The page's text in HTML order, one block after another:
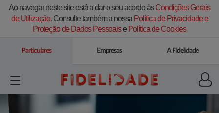
Ao navegar neste site está a dar o seu acordo àsCondições Gerais
de Utilização.Consulte também a nossa Política de Privacidade e
Proteção de Dados Pessoaise Política de Cookies
Particulares Empresas A Fidelidade